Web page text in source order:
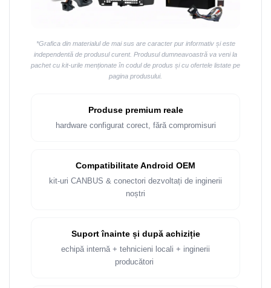
Rame adaptoare Opel
Rame adaptoare Suzuki
Rame adaptoare Audi
Rame adaptoare Seat
Rame adaptoare Volvo
*Grafica din materialul de mai sus are caracter pur informativ și este
independentă de produsul curent. Produsul dumneavoastră va veni la
pachet cu kit-urile menționate în codul de produs și cu ofertele listate pe
pagina produsului.
Produse premium reale
hardware configurat corect, fără compromisuri
Compatibilitate Android OEM
kit-uri CANBUS & conectori dezvoltați de inginerii
noștri
Suport înainte și după achiziție
echipă internă + tehnicieni locali + inginerii
producători